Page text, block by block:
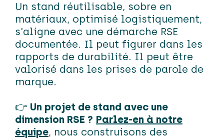
Un stand réutilisable, sobre en
matériaux, optimisé logistiquement,
s'aligne avec une démarche RSE
documentée. Il peut figurer dans les
rapports de durabilité. Il peut être
valorisé dans les prises de parole de
marque.
👉 Un projet de stand avec une
dimension RSE ? Parlez-en à notre
équipe, nous construisons des